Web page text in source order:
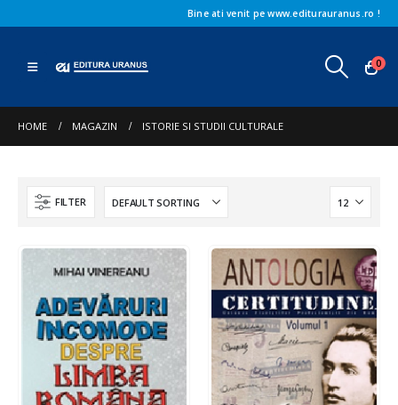
Bine ati venit pe www.editurauranus.ro !
0
HOME MAGAZIN ISTORIE SI STUDII CULTURALE
FILTER